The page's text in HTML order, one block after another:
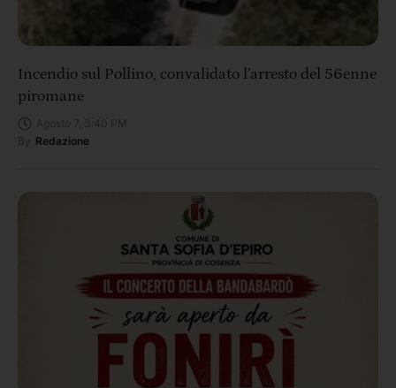
Incendio sul Pollino, convalidato l’arresto del 56enne
piromane
Redazione